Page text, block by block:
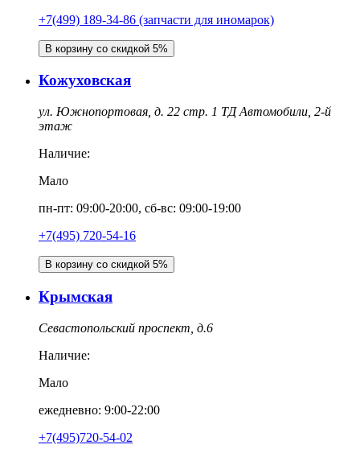
+7(499) 189-34-86 (запчасти для иномарок)
В корзину со скидкой 5%
Кожуховская
ул. Южнопортовая, д. 22 стр. 1 ТД Автомобили, 2-й
этаж
Наличие:
Мало
пн-пт: 09:00-20:00, сб-вс: 09:00-19:00
+7(495) 720-54-16
В корзину со скидкой 5%
Крымская
Севастопольский проспект, д.6
Наличие:
Мало
ежедневно: 9:00-22:00
+7(495)720-54-02